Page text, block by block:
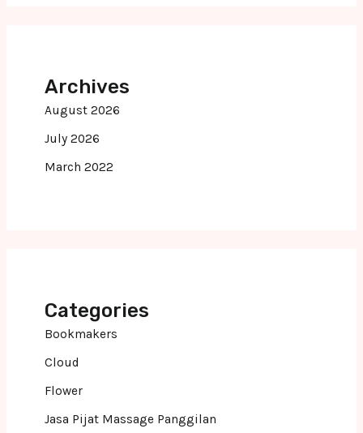
Archives
August 2026
July 2026
March 2022
Categories
Bookmakers
Cloud
Flower
Jasa Pijat Massage Panggilan